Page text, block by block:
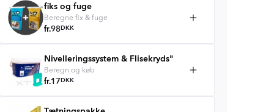
fiks og fuge
Beregne fix & fuge
fr.98DKK
Nivelleringssystem & Flisekryds"
Beregn og køb
fr.17DKK